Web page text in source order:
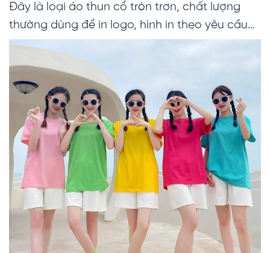
Đây là loại áo thun cổ tròn trơn, chất lượng
thường dùng để in logo, hình in theo yêu cầu…